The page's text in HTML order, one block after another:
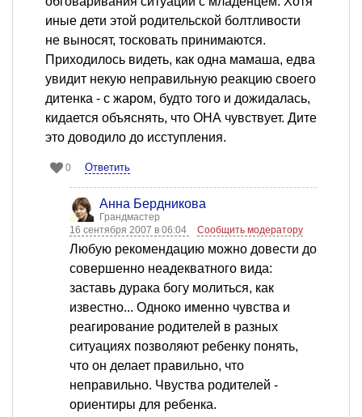
иные дети этой родительской болтливости
не выносят, тосковать принимаются.
Приходилось видеть, как одна мамаша, едва
увидит некую неправильную реакцию своего
дитенка - с жаром, будто того и дожидалась,
кидается объяснять, что ОНА чувствует. Дите
это доводило до исступления.
0 Ответить
Анна Бердникова
Грандмастер
16 сентября 2007 в 06:04
Сообщить модератору
Любую рекомендацию можно довести до
совершенно неадекватного вида:
заставь дурака богу молиться, как
известно... Одноко именно чувства и
реагирование родителей в разных
ситуациях позволяют ребенку понять,
что он делает правильно, что
неправильно. Чвуства родителей -
ориентиры для ребенка.